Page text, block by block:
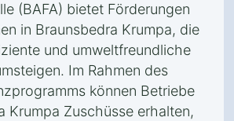
(BAFA) bietet Förderungen
in Braunsbedra Krumpa, die
und umweltfreundliche
Im Rahmen des
können Betriebe
Krumpa Zuschüsse erhalten,